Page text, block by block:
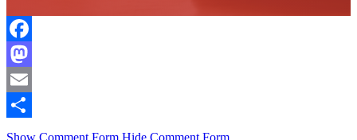
Facebook
Mastodon
Email
Compartir